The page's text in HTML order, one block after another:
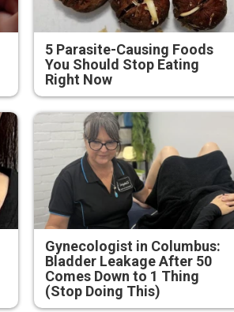
5 Parasite-Causing Foods
You Should Stop Eating
Right Now
Gynecologist in Columbus:
Bladder Leakage After 50
Comes Down to 1 Thing
(Stop Doing This)